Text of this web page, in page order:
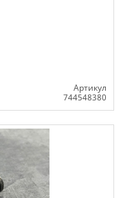
Артикул
744548380